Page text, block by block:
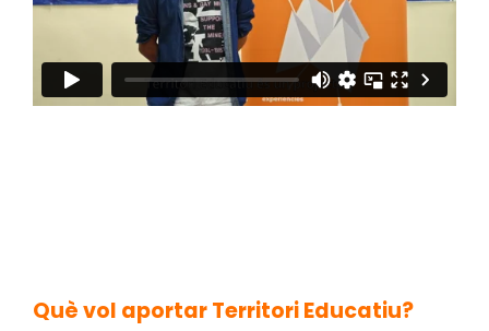
Què vol aportar Territori Educatiu?